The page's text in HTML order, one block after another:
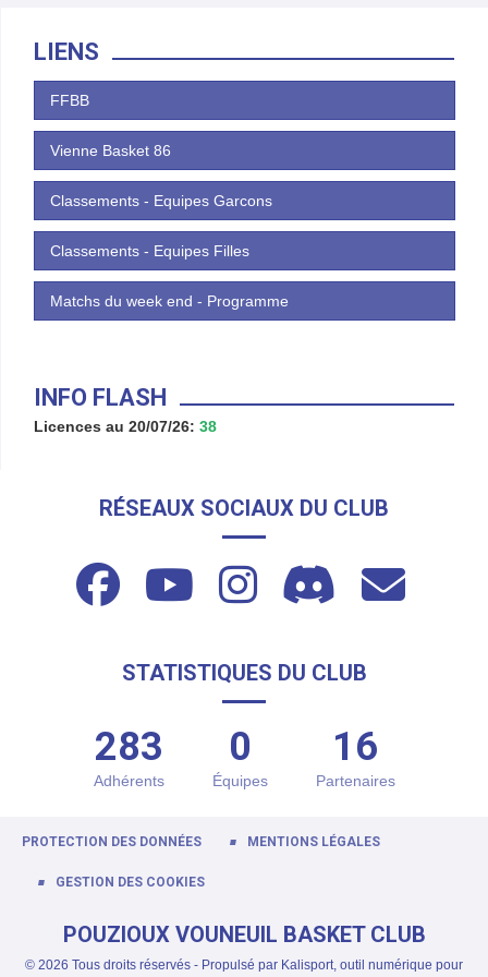
LIENS
FFBB
Vienne Basket 86
Classements - Equipes Garcons
Classements - Equipes Filles
Matchs du week end - Programme
INFO FLASH
Licences au 20/07/26: 38
RÉSEAUX SOCIAUX DU CLUB
STATISTIQUES DU CLUB
283
Adhérents
0
Équipes
16
Partenaires
PROTECTION DES DONNÉES MENTIONS LÉGALES
GESTION DES COOKIES
POUZIOUX VOUNEUIL BASKET CLUB
© 2026 Tous droits réservés - Propulsé par Kalisport, outil numérique pour